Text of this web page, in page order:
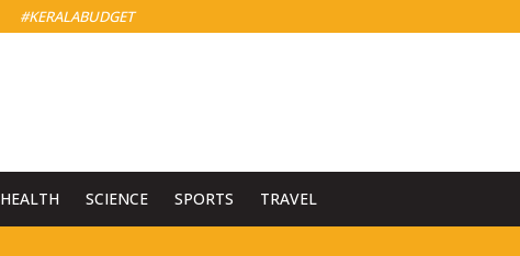
#KERALABUDGET
HEALTH SCIENCE SPORTS TRAVEL